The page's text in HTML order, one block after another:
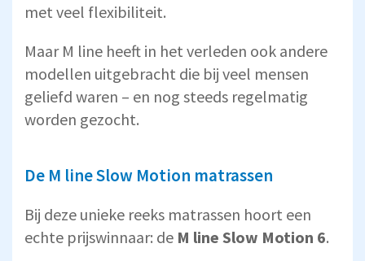
met veel flexibiliteit.
Maar M line heeft in het verleden ook andere
modellen uitgebracht die bij veel mensen
geliefd waren – en nog steeds regelmatig
worden gezocht.
De M line Slow Motion matrassen
Bij deze unieke reeks matrassen hoort een
echte prijswinnaar: de M line Slow Motion 6.